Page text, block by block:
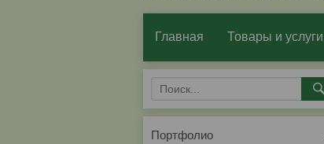
Главная Товары и услуги
Портфолио